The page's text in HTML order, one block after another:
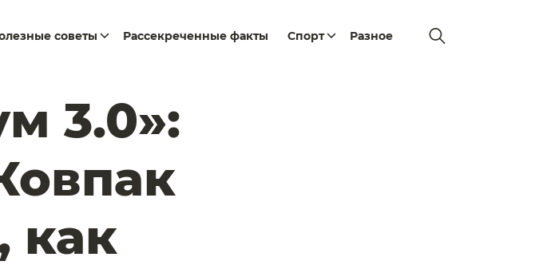
советы Рассекреченные факты Спорт Разное
3.0»:
как